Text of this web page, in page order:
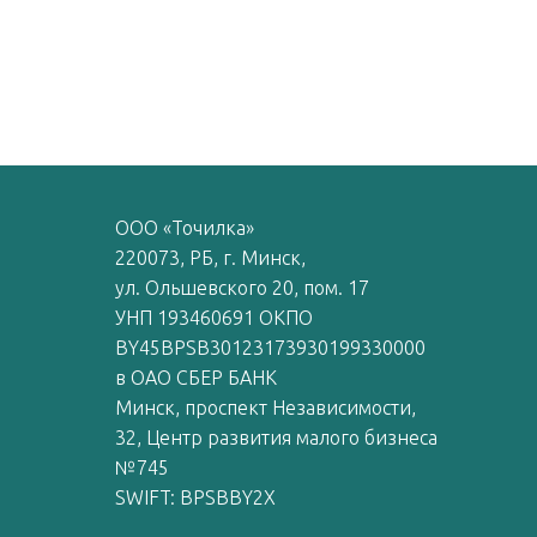
ООО «Точилка»
220073, РБ, г. Минск,
ул. Ольшевского 20, пом. 17
УНП 193460691 ОКПО
BY45BPSB30123173930199330000
в ОАО СБЕР БАНК
Минск, проспект Независимости,
32, Центр развития малого бизнеса
№745
SWIFT: BPSBBY2X